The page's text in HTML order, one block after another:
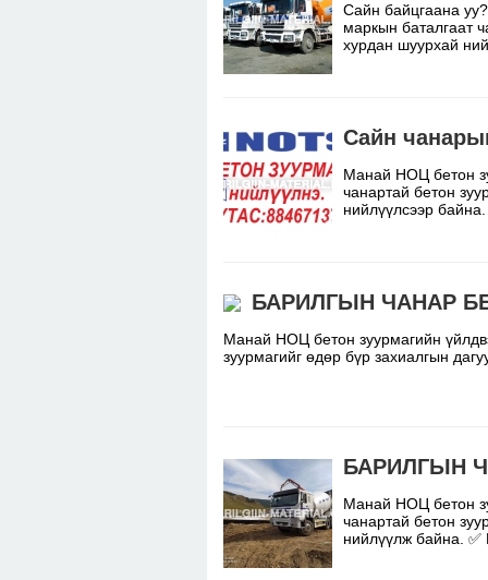
Сайн байцгаана
маркын баталгаат
хурдан шуурхай
Сайн
Манай НОЦ бетон
чанартай бетон
нийлүүлсээр
БАРИЛГЫН ЧАНАР
Манай НОЦ бетон зуурмагийн
зуурмагийг өдөр бүр захиалгын
БАРИЛГЫН
Манай НОЦ бетон
чанартай бетон
нийлүүлж байна.